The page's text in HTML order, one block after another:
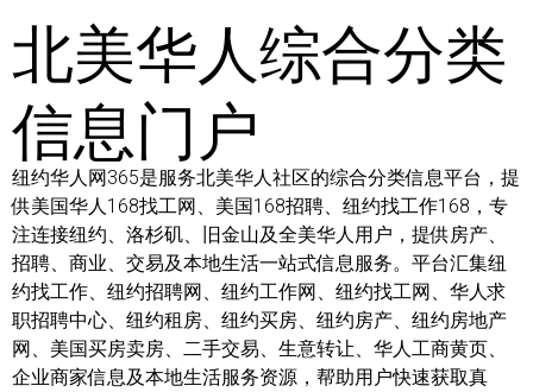
北美华人综合分类
信息门户
纽约华人网365是服务北美华人社区的综合分类信息平台，提
供美国华人168找工网、美国168招聘、纽约找工作168，专
注连接纽约、洛杉矶、旧金山及全美华人用户，提供房产、
招聘、商业、交易及本地生活一站式信息服务。平台汇集纽
约找工作、纽约招聘网、纽约工作网、纽约找工网、华人求
职招聘中心、纽约租房、纽约买房、纽约房产、纽约房地产
网、美国买房卖房、二手交易、生意转让、华人工商黄页、
企业商家信息及本地生活服务资源，帮助用户快速获取真